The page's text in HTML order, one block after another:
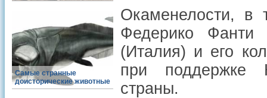
Самые странные
доисторические животные
Окаменелости, в
Федерико Фанти
(Италия) и его
при поддержке
страны.